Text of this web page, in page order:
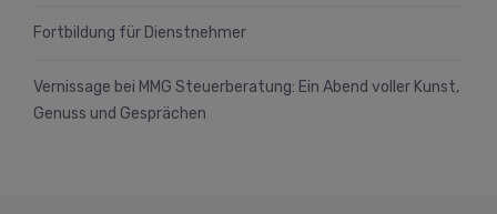
Fortbildung für Dienstnehmer
Vernissage bei MMG Steuerberatung: Ein Abend voller Kunst,
Genuss und Gesprächen